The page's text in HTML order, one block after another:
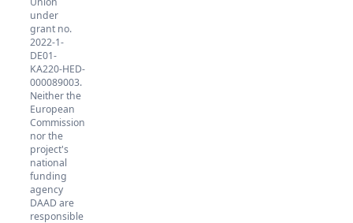
under
grant no.
2022-1-
DE01-
KA220-HED-
000089003.
Neither the
European
Commission
nor the
project's
national
funding
agency
DAAD are
responsible